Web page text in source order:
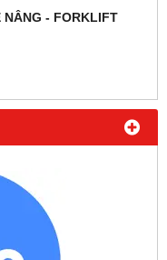
NÂNG - FORKLIFT